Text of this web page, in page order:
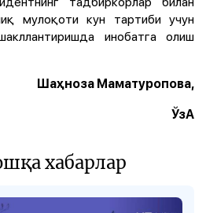
мулоқоти кун тартиби учун
инобатга олиш
Шаҳноза Маматуропова,
ЎзА
хабарлар